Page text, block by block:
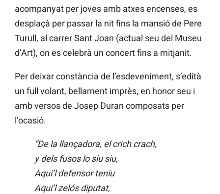
acompanyat per joves amb atxes encenses, es
desplaçà per passar la nit fins la mansió de Pere
Turull, al carrer Sant Joan (actual seu del Museu
d’Art), on es celebrà un concert fins a mitjanit.
Per deixar constància de l’esdeveniment, s’edità
un full volant, bellament imprès, en honor seu i
amb versos de Josep Duran composats per
l’ocasió.
“De la llançadora, el crich crach,
y dels fusos lo siu siu,
Aqui’l defensor teniu
Aqui’l zelós diputat,